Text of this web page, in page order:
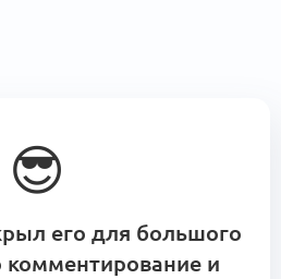
😎
его для большого
комментирование и